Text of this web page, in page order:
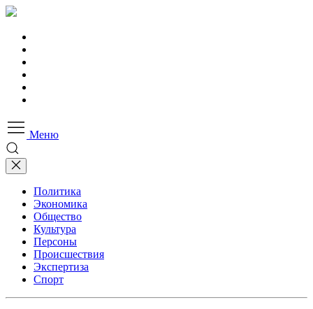
Меню
Политика
Экономика
Общество
Культура
Персоны
Происшествия
Экспертиза
Спорт